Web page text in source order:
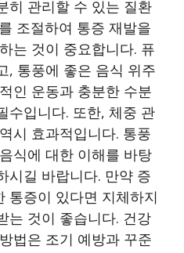
히 관리할 수 있는 질환
조절하여 통증 재발을
는 것이 중요합니다. 퓨
, 통풍에 좋은 음식 위주
인 운동과 충분한 수분
수입니다. 또한, 체중 관
시 효과적입니다. 통풍
식에 대한 이해를 바탕
시길 바랍니다. 만약 증
통증이 있다면 지체하지
는 것이 좋습니다. 건강
법은 조기 예방과 꾸준